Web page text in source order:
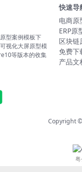
型案例模板下
视化大屏原型模
等版本的收集
快速导
电商原
ERP原
区块链
免费下
产品文
Copyright